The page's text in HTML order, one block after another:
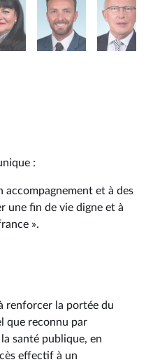
:
accompagnement et à des
une fin de vie digne et à
».
renforcer la portée du
que reconnu par
la santé publique, en
effectif à un